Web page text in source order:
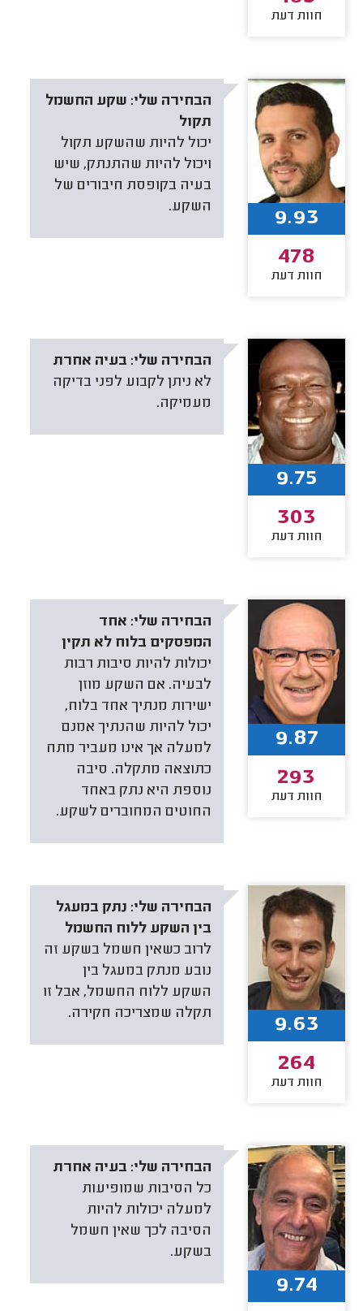
חוות דעת
הבחירה שלי: שקע החשמל
תקול
יכול להיות שהשקע תקול
ויכול להיות שהתנתק, שיש
בעיה בקופסת חיבורים של
השקע.
9.93
478
חוות דעת
הבחירה שלי: בעיה אחרת
לא ניתן לקבוע לפני בדיקה
מעמיקה.
9.75
303
חוות דעת
הבחירה שלי: אחד
המפסקים בלוח לא תקין
יכולות להיות סיבות רבות
לבעיה. אם השקע מוזן
ישירות מנתיך אחד בלוח,
יכול להיות שהנתיך אמנם
למעלה אך אינו מעביר מתח
כתוצאה מתקלה. סיבה
נוספת היא נתק באחד
החוטים המחוברים לשקע.
9.87
293
חוות דעת
הבחירה שלי: נתק במעגל
בין השקע ללוח החשמל
לרוב כשאין חשמל בשקע זה
נובע מנתק במעגל בין
השקע ללוח החשמל, אבל זו
תקלה שמצריכה חקירה.
9.63
264
חוות דעת
הבחירה שלי: בעיה אחרת
כל הסיבות שמופיעות
למעלה יכולות להיות
הסיבה לכך שאין חשמל
בשקע.
9.74